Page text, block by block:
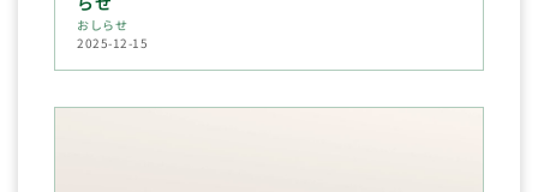
おしらせ
2025-12-15